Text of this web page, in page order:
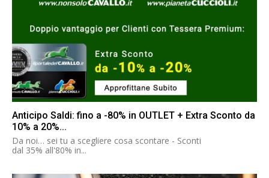
Anticipo Saldi: fino a -80% in OUTLET + Extra Sconto da
10% a 20%...
Da noi… sei tu a scegliere cosa scontare - Sconti
dal 35% all'80% in...